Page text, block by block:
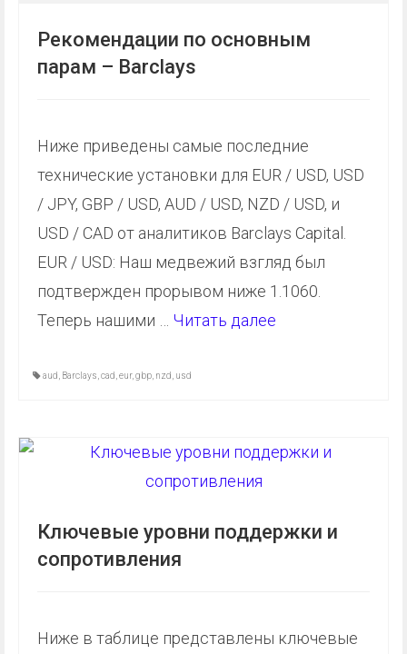
Рекомендации по основным
парам – Barclays
Ниже приведены самые последние
технические установки для EUR / USD, USD
/ JPY, GBP / USD, AUD / USD, NZD / USD, и
USD / CAD от аналитиков Barclays Capital.
EUR / USD: Наш медвежий взгляд был
подтвержден прорывом ниже 1.1060.
Теперь нашими … Читать далее
aud Barclays cad eur, gbp nzd usd
Ключевые уровни поддержки и
сопротивления
Ниже в таблице представлены ключевые